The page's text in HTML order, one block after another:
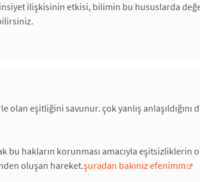
ilişkisinin etkisi, bilimin bu hususlarda
olan eşitliğini savunur. çok yanlış anlaşıldığını
bu hakların korunması amacıyla
oluşan hareket.şuradan bakınız efenimm